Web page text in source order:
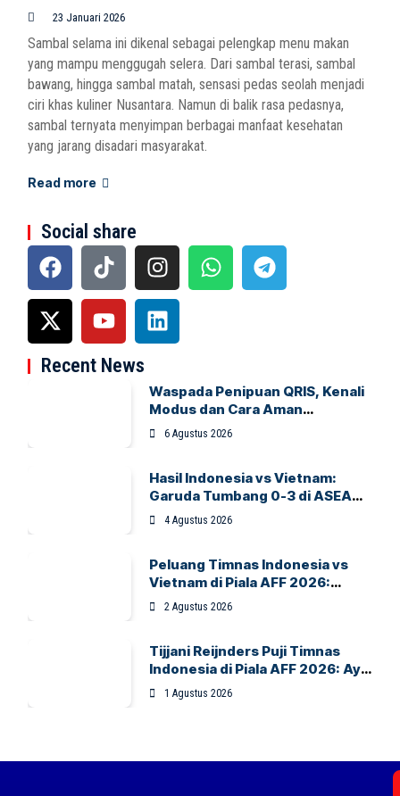
23 Januari 2026
Sambal selama ini dikenal sebagai pelengkap menu makan
yang mampu menggugah selera. Dari sambal terasi, sambal
bawang, hingga sambal matah, sensasi pedas seolah menjadi
ciri khas kuliner Nusantara. Namun di balik rasa pedasnya,
sambal ternyata menyimpan berbagai manfaat kesehatan
yang jarang disadari masyarakat.
Read more
Social share
Recent News
Waspada Penipuan QRIS, Kenali
Modus dan Cara Aman
Bertransaksi
6 Agustus 2026
Hasil Indonesia vs Vietnam:
Garuda Tumbang 0-3 di ASEAN
Hyundai Cup 2026
4 Agustus 2026
Peluang Timnas Indonesia vs
Vietnam di Piala AFF 2026:
Garuda Bidik Tiket Semifinal di
Pakansari
2 Agustus 2026
Tijjani Reijnders Puji Timnas
Indonesia di Piala AFF 2026: Ayo
Indonesia!
1 Agustus 2026